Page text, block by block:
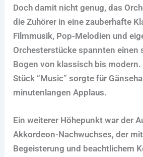
Doch damit nicht genug, das
die Zuhörer in eine zauberhafte
Filmmusik, Pop-Melodien und
Orchesterstücke spannten einen
Bogen von klassisch bis
Stück “Music” sorgte für
minutenlangen Applaus.
Ein weiterer Höhepunkt war der
Akkordeon-Nachwuchses, der
Begeisterung und beachtlichem